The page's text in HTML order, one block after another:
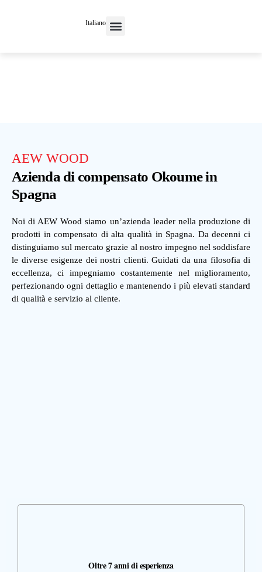
Italiano
AEW WOOD
Azienda di compensato Okoume in
Spagna
Noi di AEW Wood siamo un’azienda leader nella produzione di
prodotti in compensato di alta qualità in Spagna. Da decenni ci
distinguiamo sul mercato grazie al nostro impegno nel soddisfare
le diverse esigenze dei nostri clienti. Guidati da una filosofia di
eccellenza, ci impegniamo costantemente nel miglioramento,
perfezionando ogni dettaglio e mantenendo i più elevati standard
di qualità e servizio al cliente.
Oltre 7 anni di esperienza